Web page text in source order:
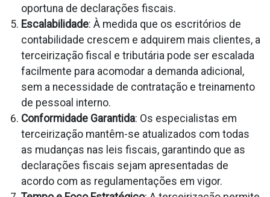
oportuna de declarações fiscais.
Escalabilidade: À medida que os escritórios de
contabilidade crescem e adquirem mais clientes, a
terceirização fiscal e tributária pode ser escalada
facilmente para acomodar a demanda adicional,
sem a necessidade de contratação e treinamento
de pessoal interno.
Conformidade Garantida: Os especialistas em
terceirização mantêm-se atualizados com todas
as mudanças nas leis fiscais, garantindo que as
declarações fiscais sejam apresentadas de
acordo com as regulamentações em vigor.